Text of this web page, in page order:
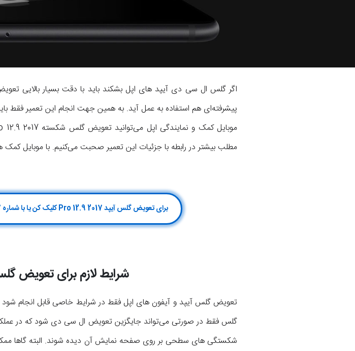
اگر گلس ال سی دی آیپد های اپل بشکند باید با دقت بسیار بالایی
پیشرفته‌ای هم استفاده به عمل آید. به همین جهت انجام این تعمیر فقط
مطلب بیشتر در رابطه با جزئیات این تعمیر صحبت می‌کنیم. با موبایل کمک
برای تعویض گلس آیپد Pro 12.9 2017 کلیک کن یا با شماره 75147-021 گارانتی رسمی تعمیرات اپل تماس بگیر
شرایط لازم برای تعویض
تعویض گلس آیپد و آیفون های اپل فقط در شرایط خاصی قابل انجام
شکستگی های سطحی بر روی صفحه نمایش آن دیده شوند. البته گاها